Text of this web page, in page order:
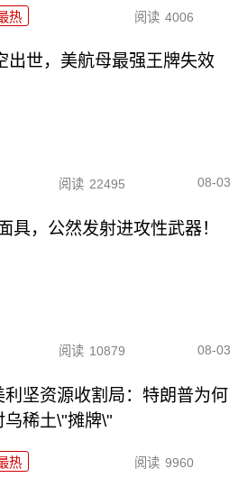
热 阅读 4006
出世，美航母最强王牌失效
阅读 22495 08-03
具，公然发射进攻性武器！
阅读 10879 08-03
利坚资源收割局：特朗普为何
乌稀土\"摊牌\"
热 阅读 9960